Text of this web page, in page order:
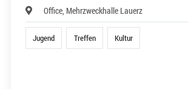
Office, Mehrzweckhalle Lauerz
Jugend Treffen Kultur